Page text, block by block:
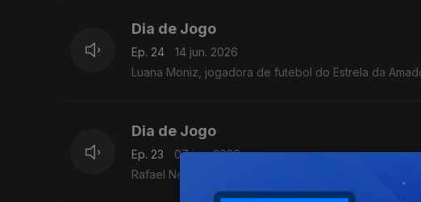
Dia de Jogo
Ep. 24
14 jun. 2026
Luana Moniz, jogadora de futebol do
Dia de Jogo
Ep. 23
07 jun. 2026
Rafael Neto, é paratleta de velocidade, em cadeira